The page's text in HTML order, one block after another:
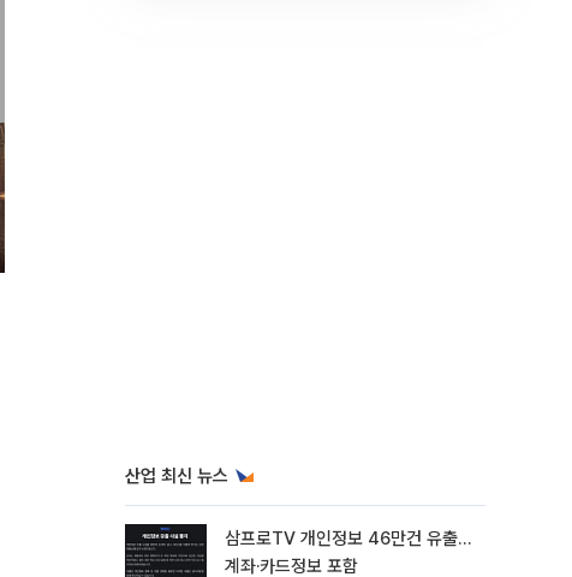
산업 최신 뉴스
삼프로TV 개인정보 46만건 유출…
계좌·카드정보 포함